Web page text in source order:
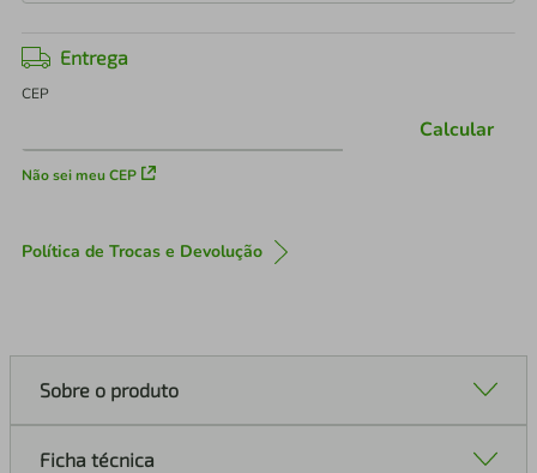
Entrega
CEP
Não sei meu CEP
Calcular
Política de Trocas e Devolução
Sobre o produto
Ficha técnica